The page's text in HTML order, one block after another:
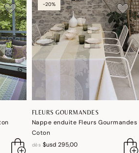
-20%
FLEURS GOURMANDES
Nappe enduite Fleurs Gourmandes
Coton
dès $usd 295,00